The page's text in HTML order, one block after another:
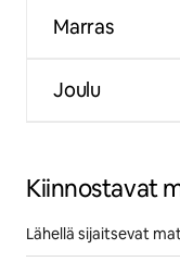
Marras
Joulu
Kiinnostavat
Lähellä sijaitsevat